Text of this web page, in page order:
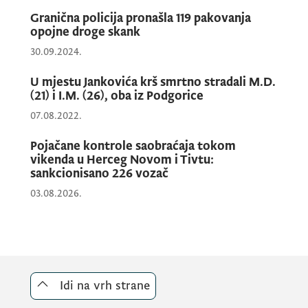
identifikacije i pronalaska izvršioca.
tužilac u Višem državnom tužilaštvu u
Podgorici, sa kojim su policijski službenici u
koordinaciji preduzimali dalje aktivnosti na
identifikaciji i pronalasku izvršioca.
Sprovođenjem daljih aktivnosti utvrđeno je
više ubodnih rana u predjelu stomaka
upotrebom noža, nakon čega se udaljio sa
Granična policija pronašla 119 pakovanja
opojne droge skank
30.09.2024.
U mjestu Jankovića krš smrtno stradali M.D.
(21) i I.M. (26), oba iz Podgorice
07.08.2022.
Pojačane kontrole saobraćaja tokom
vikenda u Herceg Novom i Tivtu:
sankcionisano 226 vozač
03.08.2026.
Idi na vrh strane